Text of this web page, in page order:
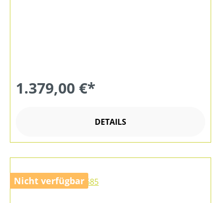
1.379,00 €*
DETAILS
Nicht verfügbar